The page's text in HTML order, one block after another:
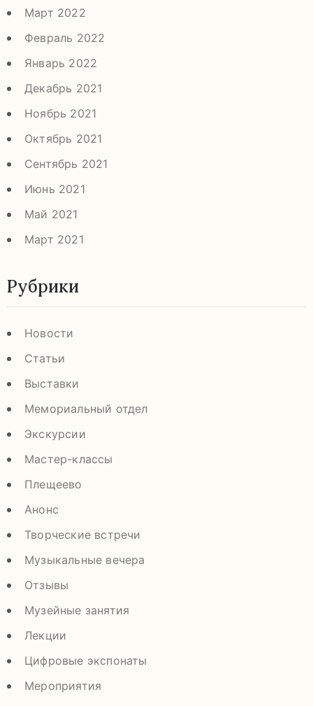
Март 2022
Февраль 2022
Январь 2022
Декабрь 2021
Ноябрь 2021
Октябрь 2021
Сентябрь 2021
Июнь 2021
Май 2021
Март 2021
Рубрики
Новости
Статьи
Выставки
Мемориальный отдел
Экскурсии
Мастер-классы
Плещеево
Анонс
Творческие встречи
Музыкальные вечера
Отзывы
Музейные занятия
Лекции
Цифровые экспонаты
Мероприятия